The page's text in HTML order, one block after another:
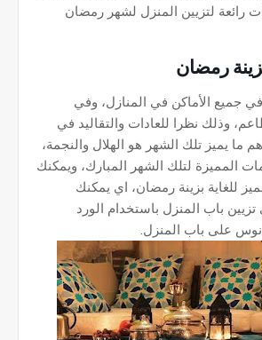
رائعة لتزيين المنزل لشهر رمضان
رمضان
جميع الأماكن في المنازل، وفي
وذلك نظرا للعادات والتقاليد في
ما يميز تلك الشهر هو الهلال والنجمة،
المميزة لتلك الشهر المبارك، ويمكنك
للغاية بزينة رمضان، اي يمكنك
باب المنزل باستخدام الورد
على باب المنزل.